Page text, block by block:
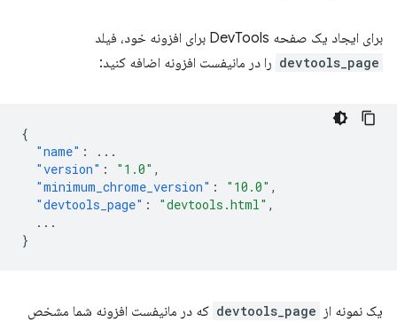
برای ایجاد یک صفحه DevTools برای افزونه خود، فیلد
devtools_page را در مانیفست افزونه اضافه کنید:
{
"name" :
...
"version" : "1.0" ,
"minimum_chrome_version" : "10.0" ,
"devtools_page" : "devtools.html" ,
...
}
یک نمونه از devtools_page که در مانیفست افزونه شما مشخص